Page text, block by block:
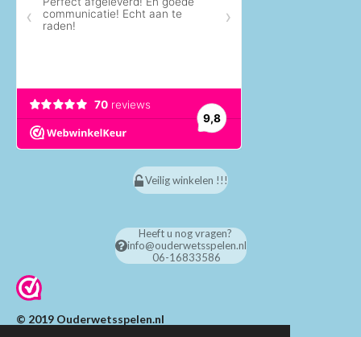
Veilig winkelen !!!
Heeft u nog vragen?
info@ouderwetsspelen.nl
06-16833586
© 2019 Ouderwetsspelen.nl